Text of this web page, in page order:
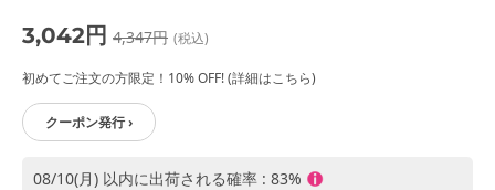
3,042円 4,347円 (税込)
初めてご注文の方限定！10% OFF! (詳細はこちら)
クーポン発行 ›
08/10(月) 以内に出荷される確率 : 83%